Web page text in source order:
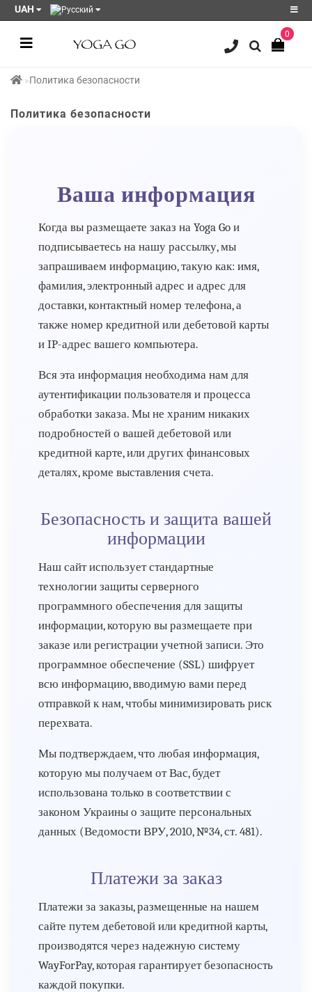
UAH
Регистрация
0
Политика безопасности
Политика безопасности
Ваша информация
Когда вы размещаете заказ на Yoga Go и
подписываетесь на нашу рассылку, мы
запрашиваем информацию, такую как: имя,
фамилия, электронный адрес и адрес для
доставки, контактный номер телефона, а
также номер кредитной или дебетовой карты
и IP-адрес вашего компьютера.
Вся эта информация необходима нам для
аутентификации пользователя и процесса
обработки заказа. Мы не храним никаких
подробностей о вашей дебетовой или
кредитной карте, или других финансовых
деталях, кроме выставления счета.
Безопасность и защита вашей
информации
Наш сайт использует стандартные
технологии защиты серверного
программного обеспечения для защиты
информации, которую вы размещаете при
заказе или регистрации учетной записи. Это
программное обеспечение (SSL) шифрует
всю информацию, вводимую вами перед
отправкой к нам, чтобы минимизировать риск
перехвата.
Мы подтверждаем, что любая информация,
которую мы получаем от Вас, будет
использована только в соответствии с
законом Украины о защите персональных
данных (Ведомости ВРУ, 2010, №34, ст. 481).
Платежи за заказ
Платежи за заказы, размещенные на нашем
сайте путем дебетовой или кредитной карты,
производятся через надежную систему
WayForPay, которая гарантирует безопасность
каждой покупки.